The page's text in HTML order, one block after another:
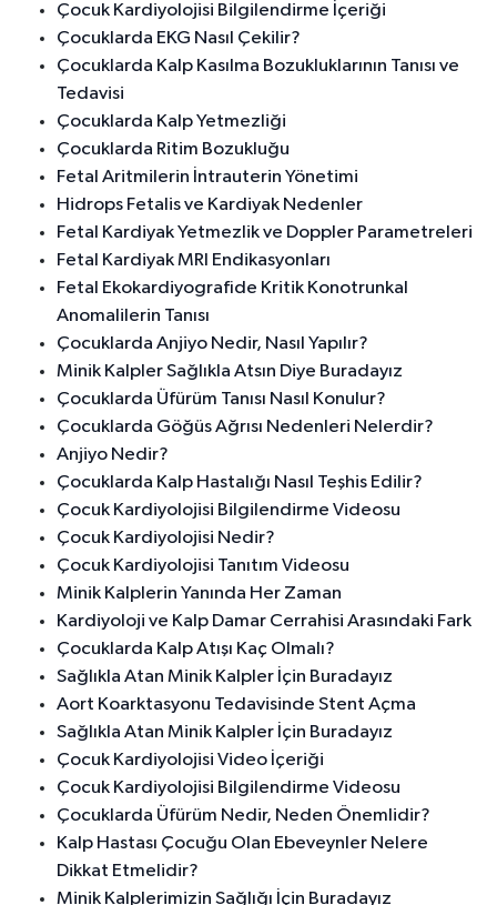
Çocuk Kardiyolojisi Bilgilendirme İçeriği
Çocuklarda EKG Nasıl Çekilir?
Çocuklarda Kalp Kasılma Bozukluklarının Tanısı ve
Tedavisi
Çocuklarda Kalp Yetmezliği
Çocuklarda Ritim Bozukluğu
Fetal Aritmilerin İntrauterin Yönetimi
Hidrops Fetalis ve Kardiyak Nedenler
Fetal Kardiyak Yetmezlik ve Doppler Parametreleri
Fetal Kardiyak MRI Endikasyonları
Fetal Ekokardiyografide Kritik Konotrunkal
Anomalilerin Tanısı
Çocuklarda Anjiyo Nedir, Nasıl Yapılır?
Minik Kalpler Sağlıkla Atsın Diye Buradayız
Çocuklarda Üfürüm Tanısı Nasıl Konulur?
Çocuklarda Göğüs Ağrısı Nedenleri Nelerdir?
Anjiyo Nedir?
Çocuklarda Kalp Hastalığı Nasıl Teşhis Edilir?
Çocuk Kardiyolojisi Bilgilendirme Videosu
Çocuk Kardiyolojisi Nedir?
Çocuk Kardiyolojisi Tanıtım Videosu
Minik Kalplerin Yanında Her Zaman
Kardiyoloji ve Kalp Damar Cerrahisi Arasındaki Fark
Çocuklarda Kalp Atışı Kaç Olmalı?
Sağlıkla Atan Minik Kalpler İçin Buradayız
Aort Koarktasyonu Tedavisinde Stent Açma
Sağlıkla Atan Minik Kalpler İçin Buradayız
Çocuk Kardiyolojisi Video İçeriği
Çocuk Kardiyolojisi Bilgilendirme Videosu
Çocuklarda Üfürüm Nedir, Neden Önemlidir?
Kalp Hastası Çocuğu Olan Ebeveynler Nelere
Dikkat Etmelidir?
Minik Kalplerimizin Sağlığı İçin Buradayız